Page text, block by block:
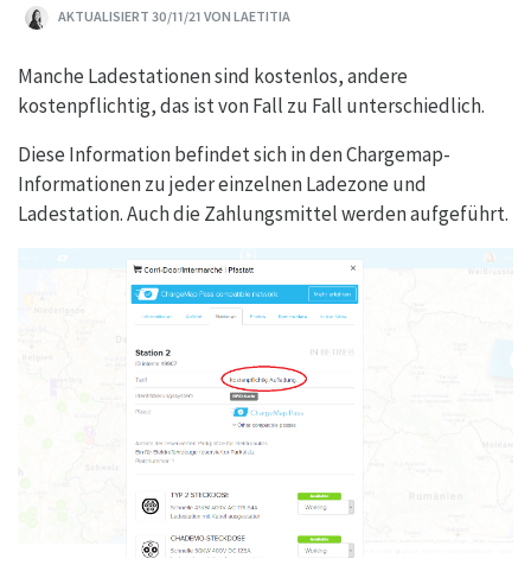
AKTUALISIERT 30/11/21 VON LAETITIA
Manche Ladestationen sind kostenlos, andere
kostenpflichtig, das ist von Fall zu Fall unterschiedlich.
Diese Information befindet sich in den Chargemap-
Informationen zu jeder einzelnen Ladezone und
Ladestation. Auch die Zahlungsmittel werden aufgeführt.